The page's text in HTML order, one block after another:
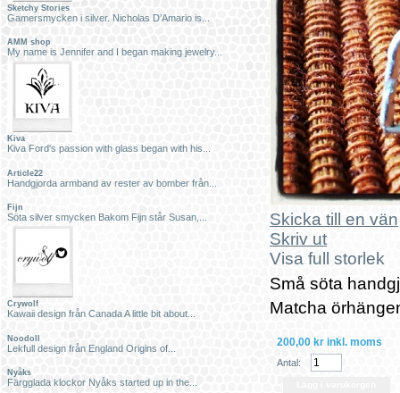
Sketchy Stories
Gamersmycken i silver. Nicholas D’Amario is...
AMM shop
My name is Jennifer and I began making jewelry...
Kiva
Kiva Ford's passion with glass began with his...
Article22
Handgjorda armband av rester av bomber från...
Fijn
Söta silver smycken Bakom Fijn står Susan,...
Crywolf
Kawaii design från Canada A little bit about...
Noodoll
Lekfull design från England Origins of...
Nyåks
Färgglada klockor Nyåks started up in the...
Skicka till en vän
Skriv ut
Visa full storlek
Små söta
Matcha
200,00 kr inkl. moms
Antal: